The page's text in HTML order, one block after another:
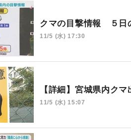
クマの目撃情報 ５日
11/5 (水) 17:30
【詳細】宮城県内ク
11/5 (水) 15:07